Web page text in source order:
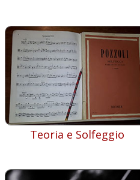
Teoria e Solfeggio